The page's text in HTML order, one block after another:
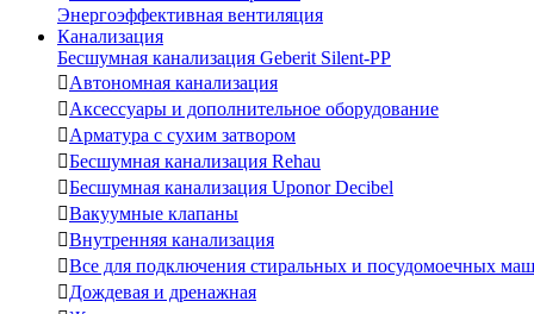
Энергоэффективная вентиляция
Канализация
Бесшумная канализация Geberit Silent-PP
Автономная канализация
Аксессуары и дополнительное оборудование
Арматура с сухим затвором
Бесшумная канализация Rehau
Бесшумная канализация Uponor Decibel
Вакуумные клапаны
Внутренняя канализация
Все для подключения стиральных и посудомоечных
Дождевая и дренажная